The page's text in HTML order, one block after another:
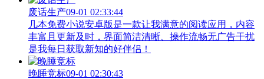
废话生产09-01 02:33:44
几本免费小说安卓版是一款让我满意的阅读应用，内容
丰富且更新及时，界面简洁清晰、操作流畅无广告干扰
是我每日获取新知的好伴侣！
晚睡竞标09-01 02:30:43